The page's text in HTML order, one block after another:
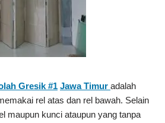
Gresik #1 Jawa Timur adalah
rel atas dan rel bawah. Selain
maupun kunci ataupun yang tanpa